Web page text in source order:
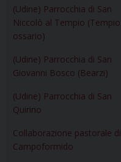
(Udine) Parrocchia di San
Niccolò al Tempio (Tempio
ossario)
(Udine) Parrocchia di San
Giovanni Bosco (Bearzi)
(Udine) Parrocchia di San
Quirino
Collaborazione pastorale di
Campoformido